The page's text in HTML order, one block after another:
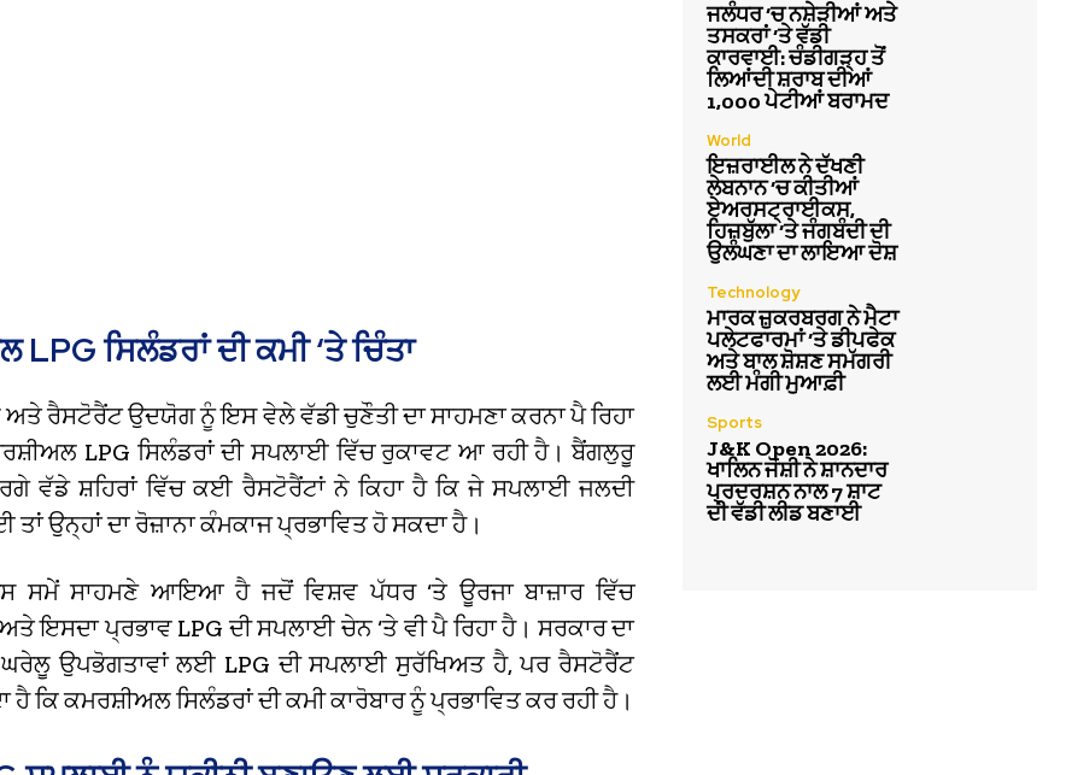
ਸਿਲੰਡਰਾਂ ਦੀ ਕਮੀ ‘ਤੇ ਚਿੰਤਾ
ਰੈਸਟੋਰੈਂਟ ਉਦਯੋਗ ਨੂੰ ਇਸ ਵੇਲੇ ਵੱਡੀ ਚੁਣੌਤੀ ਦਾ ਸਾਹਮਣਾ ਕਰਨਾ ਪੈ ਰਿਹਾ
LPG ਸਿਲੰਡਰਾਂ ਦੀ ਸਪਲਾਈ ਵਿੱਚ ਰੁਕਾਵਟ ਆ ਰਹੀ ਹੈ। ਬੈਂਗਲੁਰੂ
ਵੱਡੇ ਸ਼ਹਿਰਾਂ ਵਿੱਚ ਕਈ ਰੈਸਟੋਰੈਂਟਾਂ ਨੇ ਕਿਹਾ ਹੈ ਕਿ ਜੇ ਸਪਲਾਈ ਜਲਦੀ
ਤਾਂ ਉਨ੍ਹਾਂ ਦਾ ਰੋਜ਼ਾਨਾ ਕੰਮਕਾਜ ਪ੍ਰਭਾਵਿਤ ਹੋ ਸਕਦਾ ਹੈ।
ਸਮੇਂ ਸਾਹਮਣੇ ਆਇਆ ਹੈ ਜਦੋਂ ਵਿਸ਼ਵ ਪੱਧਰ ‘ਤੇ ਊਰਜਾ ਬਾਜ਼ਾਰ ਵਿੱਚ
ਇਸਦਾ ਪ੍ਰਭਾਵ LPG ਦੀ ਸਪਲਾਈ ਚੇਨ ‘ਤੇ ਵੀ ਪੈ ਰਿਹਾ ਹੈ। ਸਰਕਾਰ ਦਾ
ਘਰੇਲੂ ਉਪਭੋਗਤਾਵਾਂ ਲਈ LPG ਦੀ ਸਪਲਾਈ ਸੁਰੱਖਿਅਤ ਹੈ, ਪਰ ਰੈਸਟੋਰੈਂਟ
ਕਿ ਕਮਰਸ਼ੀਅਲ ਸਿਲੰਡਰਾਂ ਦੀ ਕਮੀ ਕਾਰੋਬਾਰ ਨੂੰ ਪ੍ਰਭਾਵਿਤ ਕਰ ਰਹੀ ਹੈ।
ਜਲੰਧਰ ‘ਚ ਨਸ਼ੇੜੀਆਂ ਅਤੇ
ਤਸਕਰਾਂ ‘ਤੇ ਵੱਡੀ
ਕਾਰਵਾਈ: ਚੰਡੀਗੜ੍ਹ ਤੋਂ
ਲਿਆਂਦੀ ਸ਼ਰਾਬ ਦੀਆਂ
1,000 ਪੇਟੀਆਂ ਬਰਾਮਦ
World
ਇਜ਼ਰਾਈਲ ਨੇ ਦੱਖਣੀ
ਲੇਬਨਾਨ ‘ਚ ਕੀਤੀਆਂ
ਏਅਰਸਟ੍ਰਾਈਕਸ,
ਹਿਜ਼ਬੁੱਲਾ ‘ਤੇ ਜੰਗਬੰਦੀ ਦੀ
ਉਲੰਘਣਾ ਦਾ ਲਾਇਆ ਦੋਸ਼
Technology
ਮਾਰਕ ਜ਼ੁਕਰਬਰਗ ਨੇ ਮੈਟਾ
ਪਲੇਟਫਾਰਮਾਂ ‘ਤੇ ਡੀਪਫੇਕ
ਅਤੇ ਬਾਲ ਸ਼ੋਸ਼ਣ ਸਮੱਗਰੀ
ਲਈ ਮੰਗੀ ਮੁਆਫ਼ੀ
Sports
J&K Open 2026:
ਖਾਲਿਨ ਜੋਸ਼ੀ ਨੇ ਸ਼ਾਨਦਾਰ
ਪ੍ਰਦਰਸ਼ਨ ਨਾਲ 7 ਸ਼ਾਟ
ਦੀ ਵੱਡੀ ਲੀਡ ਬਣਾਈ